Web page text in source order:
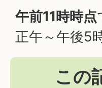
午前11時時点
正午～午後5
この